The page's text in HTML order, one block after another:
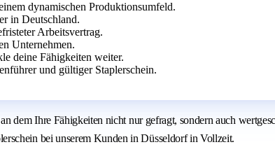
dynamischen Produktionsumfeld.
in Deutschland.
Arbeitsvertrag.
Unternehmen.
deine Fähigkeiten weiter.
und gültiger Staplerschein.
dem Ihre Fähigkeiten nicht nur gefragt, sondern auch
bei unserem Kunden in Düsseldorf in Vollzeit.